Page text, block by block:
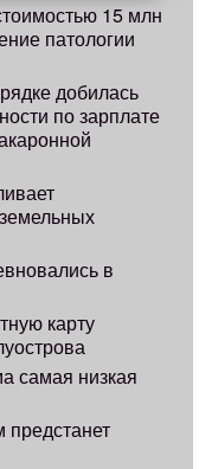
15 млн
патологии
добилась
по зарплате
в
карту
самая низкая